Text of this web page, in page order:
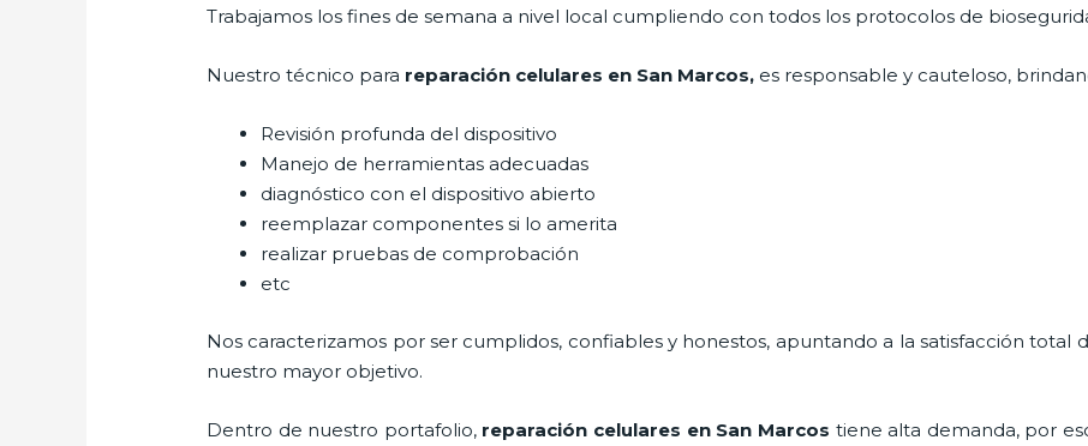
Trabajamos los fines de semana a nivel local cumpliendo con todos los protocolos de
Nuestro técnico para reparación celulares en San Marcos, es responsable y cauteloso,
Revisión profunda del dispositivo
Manejo de herramientas adecuadas
diagnóstico con el dispositivo abierto
reemplazar componentes si lo amerita
realizar pruebas de comprobación
etc
Nos caracterizamos por ser cumplidos, confiables y honestos, apuntando a la satisfacción total
nuestro mayor objetivo.
Dentro de nuestro portafolio, reparación celulares en San Marcos tiene alta demanda, por